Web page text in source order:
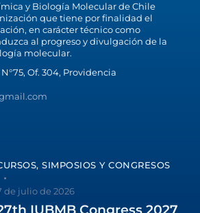
y Biología Molecular de Chile
que tiene por finalidad el
en carácter técnico como
al progreso y divulgación de la
molecular.
Of. 304, Providencia
SIMPOSIOS Y CONGRESOS
de julio de 2026